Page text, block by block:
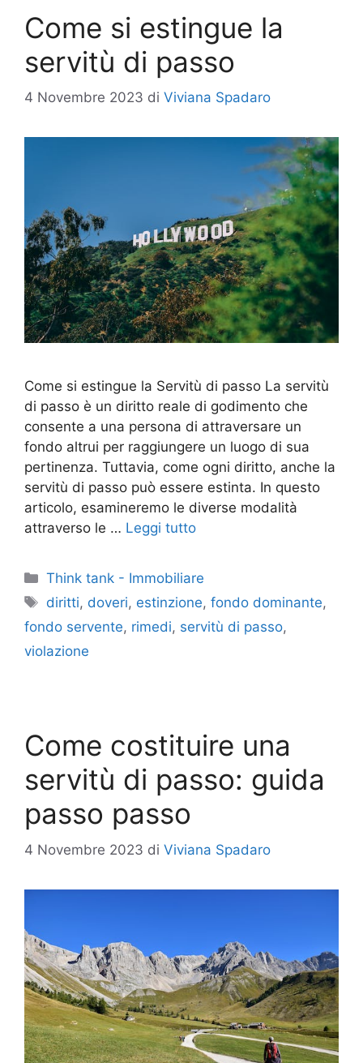
Come si estingue la
servitù di passo
4 Novembre 2023 di Viviana Spadaro
Come si estingue la Servitù di passo La servitù
di passo è un diritto reale di godimento che
consente a una persona di attraversare un
fondo altrui per raggiungere un luogo di sua
pertinenza. Tuttavia, come ogni diritto, anche la
servitù di passo può essere estinta. In questo
articolo, esamineremo le diverse modalità
attraverso le … Leggi tutto
Categorie
Think tank - Immobiliare
Tag
diritti, doveri, estinzione,fondo dominante,
fondo servente, rimedi, servitù di passo,
violazione
Come costituire una
servitù di passo: guida
passo passo
4 Novembre 2023 di Viviana Spadaro